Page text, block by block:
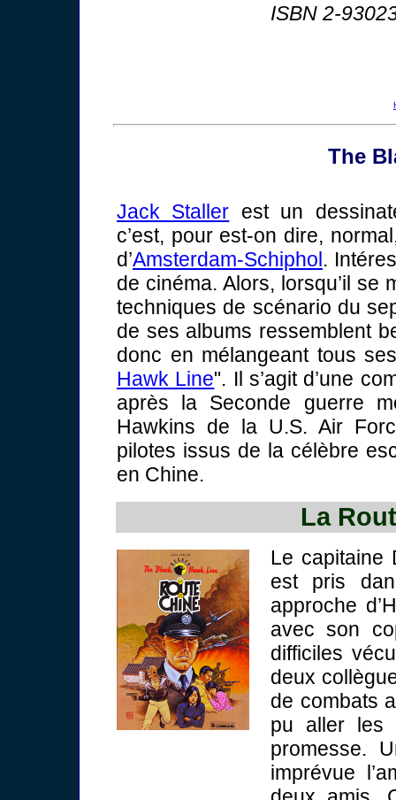
ISBN 2-
The
Jack Staller est un
c’est, pour est-on dire,
d’Amsterdam-Schiphol .
de cinéma. Alors, lorsqu’il se
techniques de scénario du
de ses albums ressemblent
donc en mélangeant tous
Hawk Line". Il s’agit d’une
après la Seconde guerre
Hawkins de la U.S. Air
pilotes issus de la célèbre
en Chine.
La
Le capitaine
est pris
approche
avec son
difficiles
deux
de combats
pu aller les
promesse.
imprévue